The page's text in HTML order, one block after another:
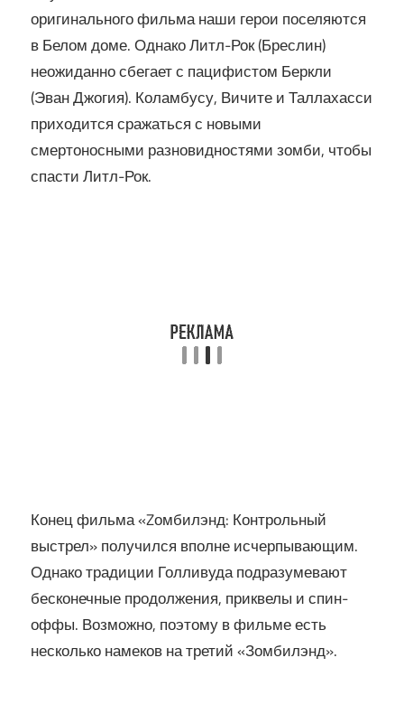
оригинального фильма наши герои поселяются
в Белом доме. Однако Литл-Рок (Бреслин)
неожиданно сбегает с пацифистом Беркли
(Эван Джогия). Коламбусу, Вичите и Таллахасси
приходится сражаться с новыми
смертоносными разновидностями зомби, чтобы
спасти Литл-Рок.
Конец фильма «Zомбилэнд: Контрольный
выстрел» получился вполне исчерпывающим.
Однако традиции Голливуда подразумевают
бесконечные продолжения, приквелы и спин-
оффы. Возможно, поэтому в фильме есть
несколько намеков на третий «Зомбилэнд».